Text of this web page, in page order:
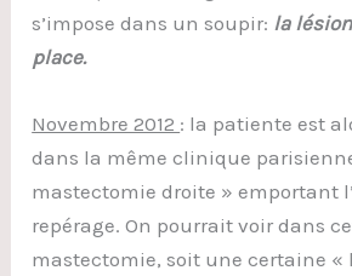
s’impose dans un soupir: la
place.
Novembre 2012 : la patiente est
dans la même clinique
mastectomie droite » emportant
repérage. On pourrait voir dans
mastectomie, soit une certaine «